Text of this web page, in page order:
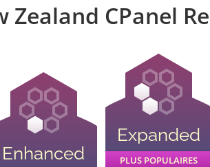
Zealand CPanel
Enhanced
Expanded
PLUS POPULAIRES